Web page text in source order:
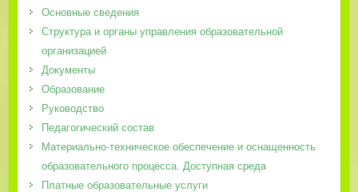
Основные сведения
Структура и органы управления образовательной
организацией
Документы
Образование
Руководство
Педагогический состав
Материально-техническое обеспечение и оснащенность
образовательного процесса. Доступная среда
Платные образовательные услуги